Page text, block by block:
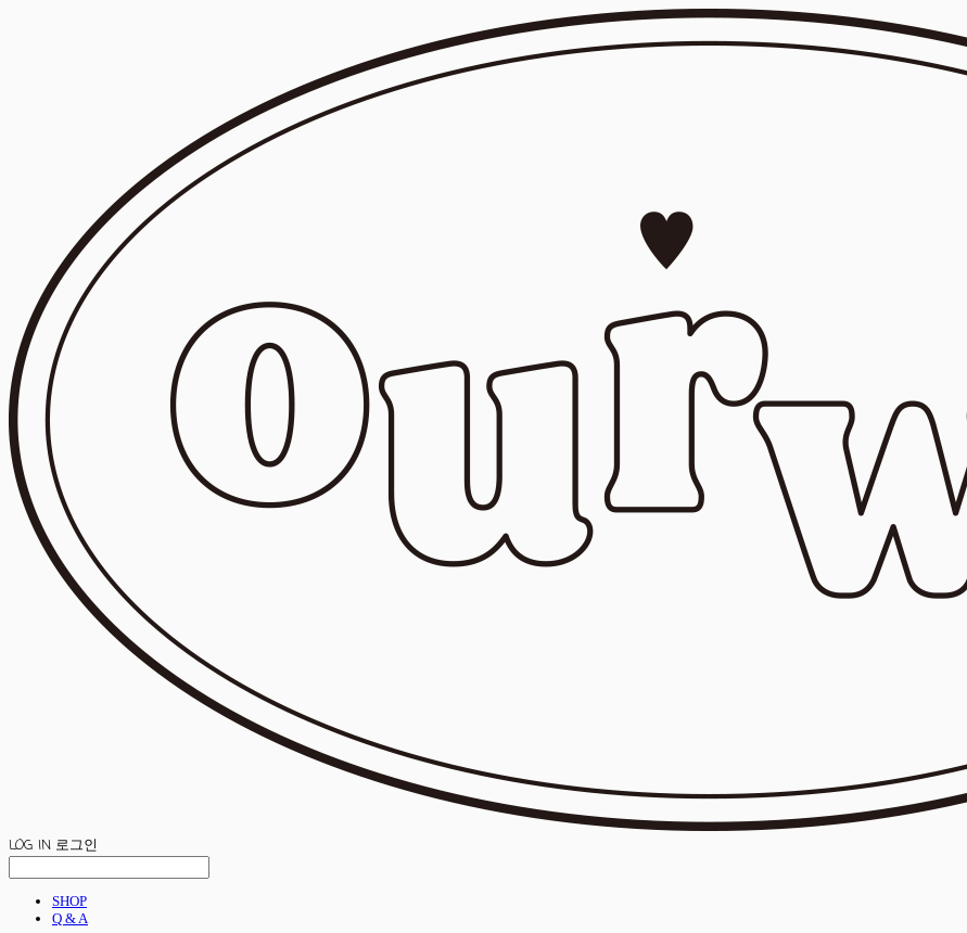
LOG IN 로그인
SHOP
Q & A